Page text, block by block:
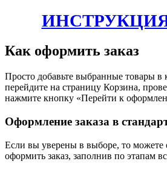
Как оформить заказ
Просто добавьте выбранные товары в
перейдите на страницу Корзина,
нажмите кнопку «Перейти к
Оформление заказа в
Если вы уверены в выборе, то можете
оформить заказ, заполнив по этапам